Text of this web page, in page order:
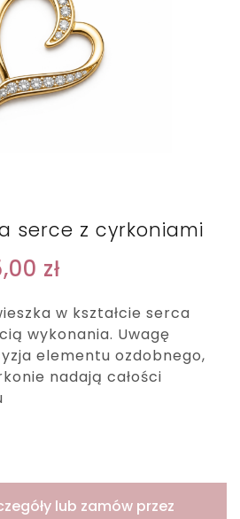
serce z cyrkoniami
zł
w kształcie serca
wykonania. Uwagę
elementu ozdobnego,
nadają całości
lub zamów przez